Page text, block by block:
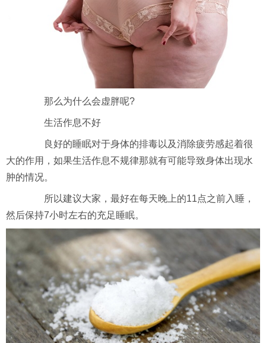
那么为什么会虚胖呢?
生活作息不好
良好的睡眠对于身体的排毒以及消除疲劳感起着很
大的作用，如果生活作息不规律那就有可能导致身体出现水
肿的情况。
所以建议大家，最好在每天晚上的11点之前入睡，
然后保持7小时左右的充足睡眠。